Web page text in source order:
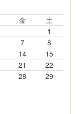
金
土
1
7
8
14
15
21
22
28
29